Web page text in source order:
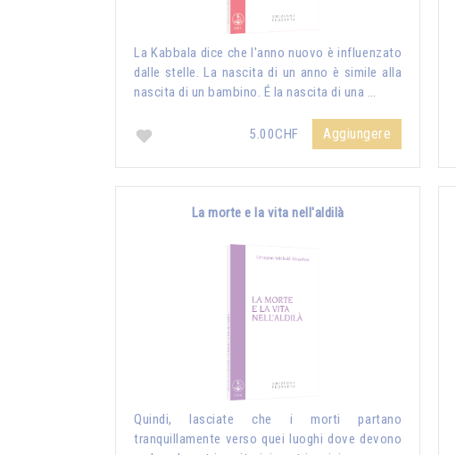
La Kabbala dice che l'anno nuovo è influenzato
dalle stelle. La nascita di un anno è simile alla
nascita di un bambino. É la nascita di una …
5.00CHF Aggiungere
La morte e la vita nell'aldilà
Quindi, lasciate che i morti partano
tranquillamente verso quei luoghi dove devono